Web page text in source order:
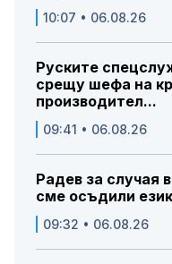
10:07 • 06.08.26
Руските
срещу шефа на
производител...
09:41 • 06.08.26
Радев за случая
сме осъдили
09:32 • 06.08.26